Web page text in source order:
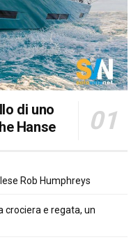
di uno
Hanse
Rob Humphreys
crociera e regata, un